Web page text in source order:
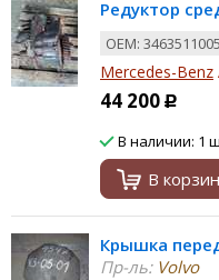
Редуктор
ОЕМ: 3463511005
Mercedes-Benz
44 200 Р
В наличии: 1
В
Крышка
Пр-ль:Volvo